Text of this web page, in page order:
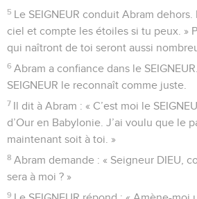
5 Le SEIGNEUR conduit Abram
ciel et compte les étoiles si tu peux. »
qui naîtront de toi seront aussi
6 Abram a confiance dans le
SEIGNEUR le reconnaît comme juste.
7 Il dit à Abram : « C’est moi le
d’Our en Babylonie. J’ai voulu que le
maintenant soit à toi. »
8 Abram demande : « Seigneur DIEU,
sera à moi ? »
9